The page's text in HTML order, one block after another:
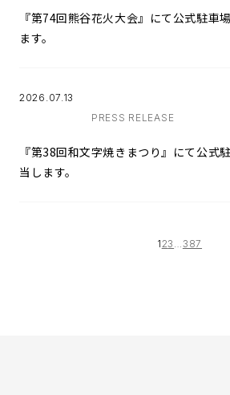
『第74回熊谷花火大会』にて公式駐車
ます。
2026.07.13
PRESS RELEASE
『第38回和文字焼きまつり』にて公式
当します。
123 …387